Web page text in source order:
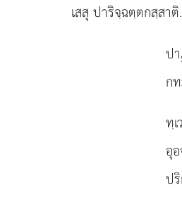
เสสุ ปาริจฺฉตฺตกสฺสา
ป
ก
ทฺ
อุ
ป